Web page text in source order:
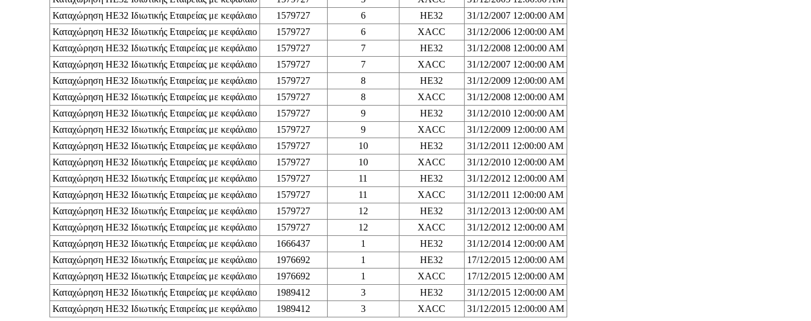
Καταχώρηση ΗΕ32 Ιδιωτικής Εταιρείας με κεφάλαιο
1579727 6 HE32
31/12/2007 12:00:00 AM
Καταχώρηση ΗΕ32 Ιδιωτικής Εταιρείας με κεφάλαιο
1579727 6 XACC
31/12/2006 12:00:00 AM
Καταχώρηση ΗΕ32 Ιδιωτικής Εταιρείας με κεφάλαιο
1579727 7 HE32
31/12/2008 12:00:00 AM
Καταχώρηση ΗΕ32 Ιδιωτικής Εταιρείας με κεφάλαιο
1579727 7 XACC
31/12/2007 12:00:00 AM
Καταχώρηση ΗΕ32 Ιδιωτικής Εταιρείας με κεφάλαιο
1579727 8 HE32
31/12/2009 12:00:00 AM
Καταχώρηση ΗΕ32 Ιδιωτικής Εταιρείας με κεφάλαιο
1579727 8 XACC
31/12/2008 12:00:00 AM
Καταχώρηση ΗΕ32 Ιδιωτικής Εταιρείας με κεφάλαιο
1579727 9 HE32
31/12/2010 12:00:00 AM
Καταχώρηση ΗΕ32 Ιδιωτικής Εταιρείας με κεφάλαιο
1579727 9 XACC
31/12/2009 12:00:00 AM
Καταχώρηση ΗΕ32 Ιδιωτικής Εταιρείας με κεφάλαιο
1579727 10 HE32
31/12/2011 12:00:00 AM
Καταχώρηση ΗΕ32 Ιδιωτικής Εταιρείας με κεφάλαιο
1579727 10 XACC
31/12/2010 12:00:00 AM
Καταχώρηση ΗΕ32 Ιδιωτικής Εταιρείας με κεφάλαιο
1579727 11 HE32
31/12/2012 12:00:00 AM
Καταχώρηση ΗΕ32 Ιδιωτικής Εταιρείας με κεφάλαιο
1579727 11 XACC
31/12/2011 12:00:00 AM
Καταχώρηση ΗΕ32 Ιδιωτικής Εταιρείας με κεφάλαιο
1579727 12 HE32
31/12/2013 12:00:00 AM
Καταχώρηση ΗΕ32 Ιδιωτικής Εταιρείας με κεφάλαιο
1579727 12 XACC
31/12/2012 12:00:00 AM
Καταχώρηση ΗΕ32 Ιδιωτικής Εταιρείας με κεφάλαιο
1666437 1 HE32
31/12/2014 12:00:00 AM
Καταχώρηση ΗΕ32 Ιδιωτικής Εταιρείας με κεφάλαιο
1976692 1 HE32
17/12/2015 12:00:00 AM
Καταχώρηση ΗΕ32 Ιδιωτικής Εταιρείας με κεφάλαιο
1976692 1 XACC
17/12/2015 12:00:00 AM
Καταχώρηση ΗΕ32 Ιδιωτικής Εταιρείας με κεφάλαιο
1989412 3 HE32
31/12/2015 12:00:00 AM
Καταχώρηση ΗΕ32 Ιδιωτικής Εταιρείας με κεφάλαιο
1989412 3 XACC 31/12/2015 12:00:00 AM